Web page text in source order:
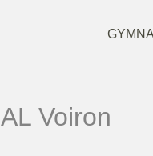
AL Voiron